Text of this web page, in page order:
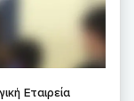
Εταιρεία